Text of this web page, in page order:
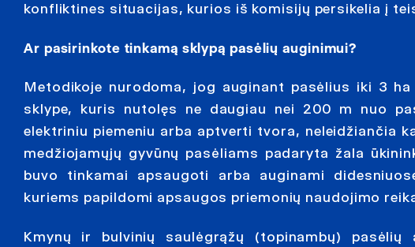
konfliktines situacijas, kurios iš komisijų persikelia į
Ar pasirinkote tinkamą sklypą pasėlių auginimui?
Metodikoje nurodoma, jog auginant pasėlius iki 3
sklype, kuris nutolęs ne daugiau nei 200 m nuo
elektriniu piemeniu arba aptverti tvora, neleidžiančia
medžiojamųjų gyvūnų pasėliams padaryta žala
buvo tinkamai apsaugoti arba auginami
kuriems papildomi apsaugos priemonių naudojimo
Kmynų ir bulvinių saulėgrąžų (topinambų)